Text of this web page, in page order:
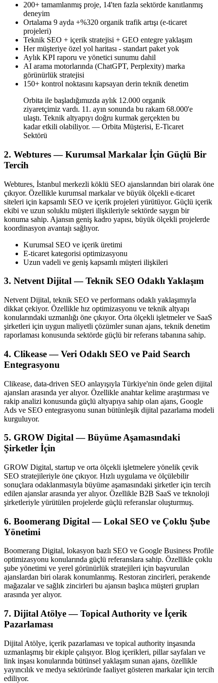
200+ tamamlanmış proje, 14'ten fazla sektörde kanıtlanmış
deneyim
Ortalama 9 ayda +%320 organik trafik artışı (e-ticaret
projeleri)
Teknik SEO + içerik stratejisi + GEO entegre yaklaşım
Her müşteriye özel yol haritası - standart paket yok
Aylık KPI raporu ve yönetici sunumu dahil
AI arama motorlarında (ChatGPT, Perplexity) marka
görünürlük stratejisi
150+ kontrol noktasını kapsayan derin teknik denetim
Orbita ile başladığımızda aylık 12.000 organik
ziyaretçimiz vardı. 11. ayın sonunda bu rakam 68.000'e
ulaştı. Teknik altyapıyı doğru kurmak gerçekten bu
kadar etkili olabiliyor. — Orbita Müşterisi, E-Ticaret
Sektörü
2. Webtures — Kurumsal Markalar İçin Güçlü Bir
Tercih
Webtures, İstanbul merkezli köklü SEO ajanslarından biri olarak öne
çıkıyor. Özellikle kurumsal markalar ve büyük ölçekli e-ticaret
siteleri için kapsamlı SEO ve içerik projeleri yürütüyor. Güçlü içerik
ekibi ve uzun soluklu müşteri ilişkileriyle sektörde saygın bir
konuma sahip. Ajansın geniş kadro yapısı, büyük ölçekli projelerde
koordinasyon avantajı sağlıyor.
Kurumsal SEO ve içerik üretimi
E-ticaret kategorisi optimizasyonu
Uzun vadeli ve geniş kapsamlı müşteri ilişkileri
3. Netvent Dijital — Teknik SEO Odaklı Yaklaşım
Netvent Dijital, teknik SEO ve performans odaklı yaklaşımıyla
dikkat çekiyor. Özellikle hız optimizasyonu ve teknik altyapı
konularındaki uzmanlığı öne çıkıyor. Orta ölçekli işletmeler ve SaaS
şirketleri için uygun maliyetli çözümler sunan ajans, teknik denetim
raporlaması konusunda sektörde güçlü bir referans tabanına sahip.
4. Clikease — Veri Odaklı SEO ve Paid Search
Entegrasyonu
Clikease, data-driven SEO anlayışıyla Türkiye'nin önde gelen dijital
ajansları arasında yer alıyor. Özellikle anahtar kelime araştırması ve
rakip analizi konusunda güçlü altyapıya sahip olan ajans, Google
Ads ve SEO entegrasyonu sunan bütünleşik dijital pazarlama modeli
kurguluyor.
5. GROW Digital — Büyüme Aşamasındaki
Şirketler İçin
GROW Digital, startup ve orta ölçekli işletmelere yönelik çevik
SEO stratejileriyle öne çıkıyor. Hızlı uygulama ve ölçülebilir
sonuçlara odaklanmasıyla büyüme aşamasındaki şirketler için tercih
edilen ajanslar arasında yer alıyor. Özellikle B2B SaaS ve teknoloji
şirketleriyle yürütülen projelerde güçlü referanslar oluşturmuş.
6. Boomerang Digital — Lokal SEO ve Çoklu Şube
Yönetimi
Boomerang Digital, lokasyon bazlı SEO ve Google Business Profile
optimizasyonu konularında güçlü referanslara sahip. Özellikle çoklu
şube yönetimi ve yerel görünürlük stratejileri için başvurulan
ajanslardan biri olarak konumlanmış. Restoran zincirleri, perakende
mağazalar ve sağlık zincirleri bu ajansın başlıca müşteri grupları
arasında yer alıyor.
7. Dijital Atölye — Topical Authority ve İçerik
Pazarlaması
Dijital Atölye, içerik pazarlaması ve topical authority inşasında
uzmanlaşmış bir ekiple çalışıyor. Blog içerikleri, pillar sayfaları ve
link inşası konularında bütünsel yaklaşım sunan ajans, özellikle
yayıncılık ve medya sektöründe faaliyet gösteren markalar için tercih
ediliyor.